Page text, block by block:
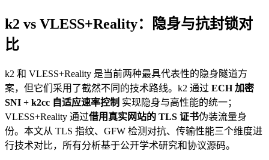
k2 vs VLESS+Reality：隐身与抗封锁对
比
k2 和 VLESS+Reality 是当前两种最具代表性的隐身隧道方
案，但它们采用了截然不同的技术路线。k2 通过 ECH 加密
SNI + k2cc 自适应速率控制 实现隐身与高性能的统一；
VLESS+Reality 通过借用真实网站的 TLS 证书伪装流量身
份。本文从 TLS 指纹、GFW 检测对抗、传输性能三个维度进
行技术对比，所有分析基于公开学术研究和协议源码。